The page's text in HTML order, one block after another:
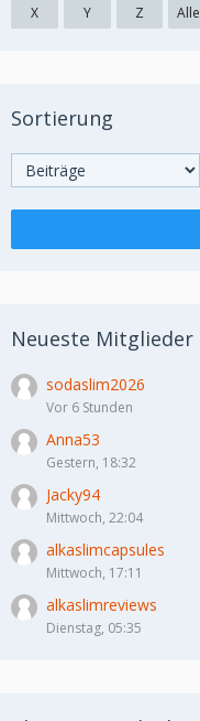
X Y Z Alle
Sortierung
Neueste Mitglieder
sodaslim2026
Vor 6 Stunden
Anna53
Gestern, 18:32
Jacky94
Mittwoch, 22:04
alkaslimcapsules
Mittwoch, 17:11
alkaslimreviews
Dienstag, 05:35